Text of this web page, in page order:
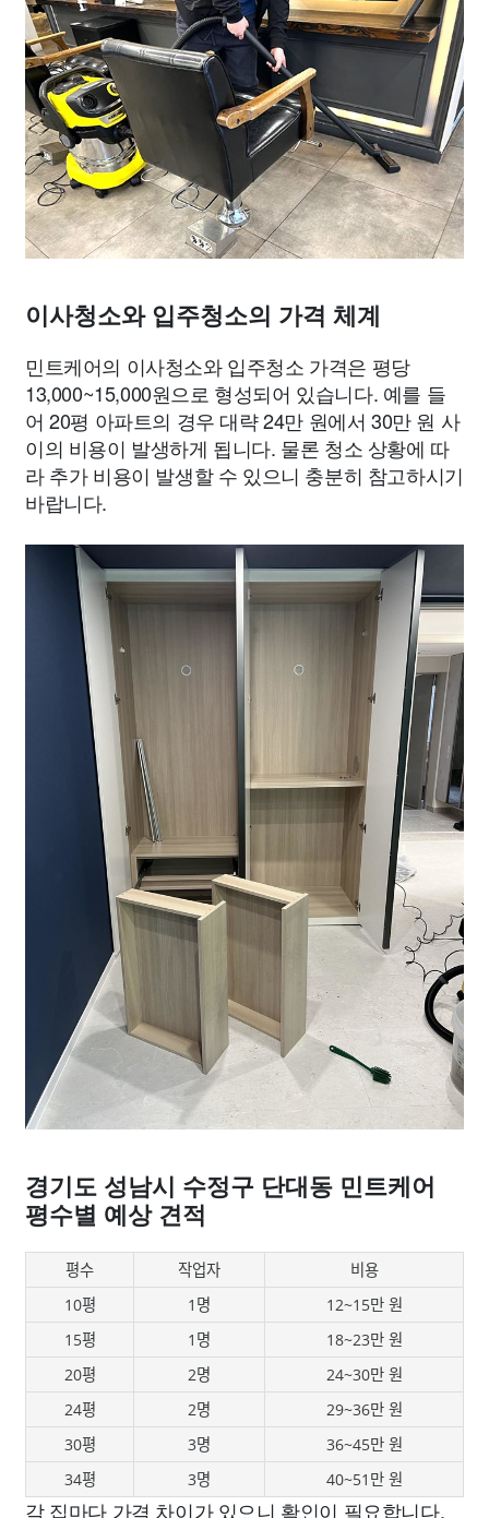
이사청소와 입주청소의 가격 체계
민트케어의 이사청소와 입주청소 가격은 평당
13,000~15,000원으로 형성되어 있습니다. 예를 들
어 20평 아파트의 경우 대략 24만 원에서 30만 원 사
이의 비용이 발생하게 됩니다. 물론 청소 상황에 따
라 추가 비용이 발생할 수 있으니 충분히 참고하시기
바랍니다.
경기도 성남시 수정구 단대동 민트케어
평수별 예상 견적
평수 작업자
비용
10평
1명
12~15만 원
15평
1명
18~23만 원
20평
2명
24~30만 원
24평
2명
29~36만 원
30평
3명
36~45만 원
34평
3명 40~51만 원
각 집마다 가격 차이가 있으니 확인이 필요합니다.